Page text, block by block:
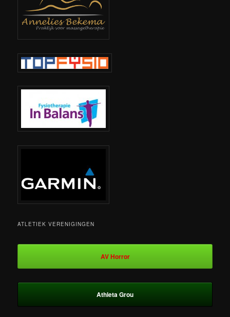
ATLETIEK VERENIGINGEN
AV Horror
Athleta Grou